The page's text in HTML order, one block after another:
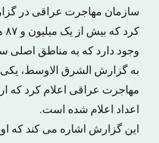
سازمان مهاجرت عراقی در
وجود دارد که به مناطق اصلی
به گزارش الشرق الاوسط، یکی
مهاجرت عراقی اعلام کرد که
اعداد اعلام شده است.
این گزارش اشاره می کند که